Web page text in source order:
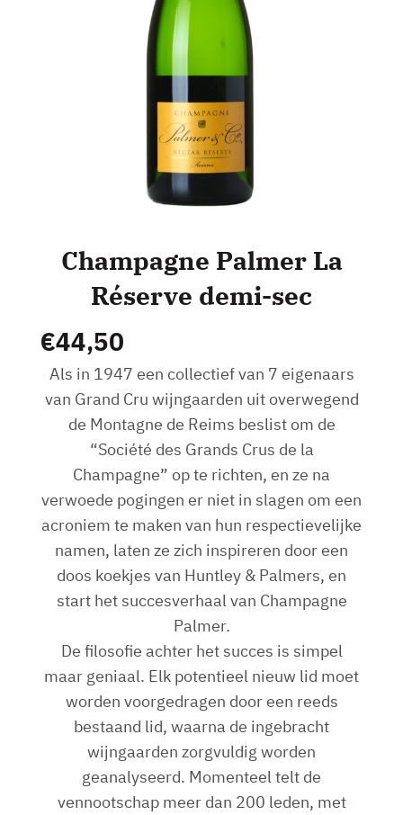
Champagne Palmer La
Réserve demi-sec
€44,50
Als in 1947 een collectief van 7 eigenaars
van Grand Cru wijngaarden uit overwegend
de Montagne de Reims beslist om de
“Société des Grands Crus de la
Champagne” op te richten, en ze na
verwoede pogingen er niet in slagen om een
acroniem te maken van hun respectievelijke
namen, laten ze zich inspireren door een
doos koekjes van Huntley & Palmers, en
start het succesverhaal van Champagne
Palmer.
De filosofie achter het succes is simpel
maar geniaal. Elk potentieel nieuw lid moet
worden voorgedragen door een reeds
bestaand lid, waarna de ingebracht
wijngaarden zorgvuldig worden
geanalyseerd. Momenteel telt de
vennootschap meer dan 200 leden, met